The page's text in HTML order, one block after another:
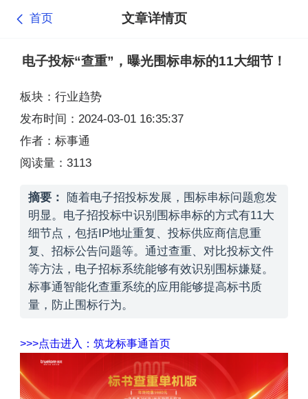
首页 文章详情页
电子投标“查重”，曝光围标串标的11大细节！
板块：行业趋势
发布时间：2024-03-01 16:35:37
作者：标事通
阅读量：3113
摘要：
随着电子招投标发展，围标串标问题愈发
明显。电子招投标中识别围标串标的方式有11大
细节点，包括IP地址重复、投标供应商信息重
复、招标公告问题等。通过查重、对比投标文件
等方法，电子招标系统能够有效识别围标嫌疑。
标事通智能化查重系统的应用能够提高标书质
量，防止围标行为。
>>>点击进入：筑龙标事通首页